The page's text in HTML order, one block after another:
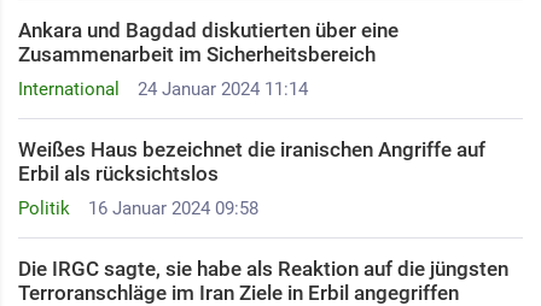
International 24 Januar 2024 11:14
Ankara und Bagdad diskutierten über eine
Zusammenarbeit im Sicherheitsbereich
Politik 16 Januar 2024 09:58
Weißes Haus bezeichnet die iranischen Angriffe auf
Erbil als rücksichtslos
Die IRGC sagte, sie habe als Reaktion auf die jüngsten
Terroranschläge im Iran Ziele in Erbil angegriffen